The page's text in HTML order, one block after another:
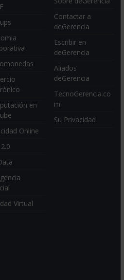
en
Online
Virtual
Contactar a
deGerencia
Escribir en
deGerencia
Aliados
deGerencia
TecnoGerencia.co
m
Su Privacidad